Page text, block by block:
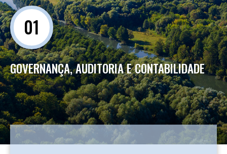
01
GOVERNANÇA, AUDITORIA E CONTABILIDADE